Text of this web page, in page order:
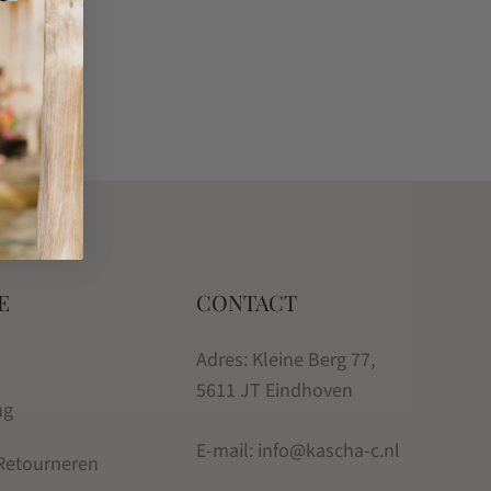
CONTACT
Adres: Kleine Berg 77,
5611 JT Eindhoven
E-mail: info@kascha-c.nl